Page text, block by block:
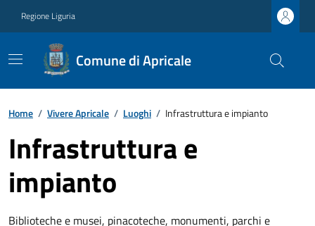
Regione Liguria
Comune di Apricale
Home / Vivere Apricale / Luoghi / Infrastruttura e impianto
Infrastruttura e
impianto
Biblioteche e musei, pinacoteche, monumenti, parchi e